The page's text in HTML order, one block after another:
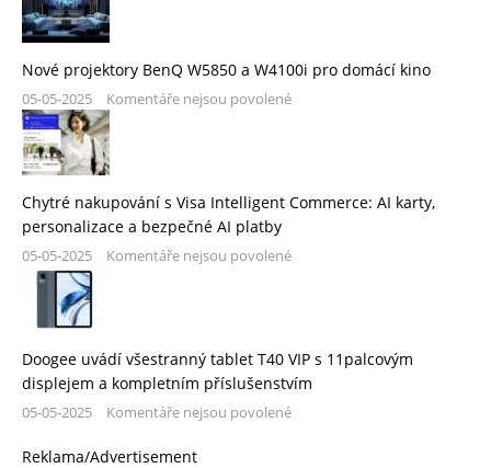
Nové projektory BenQ W5850 a W4100i pro domácí kino
05-05-2025 Komentáře nejsou povolené
Chytré nakupování s Visa Intelligent Commerce: AI karty,
personalizace a bezpečné AI platby
05-05-2025 Komentáře nejsou povolené
Doogee uvádí všestranný tablet T40 VIP s 11palcovým
displejem a kompletním příslušenstvím
05-05-2025 Komentáře nejsou povolené
Reklama/Advertisement